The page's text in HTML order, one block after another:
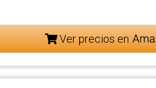
Ver precios en